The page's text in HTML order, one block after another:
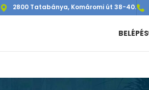
2800 Tatabánya, Komáromi út 38-40.
BELÉPÉS